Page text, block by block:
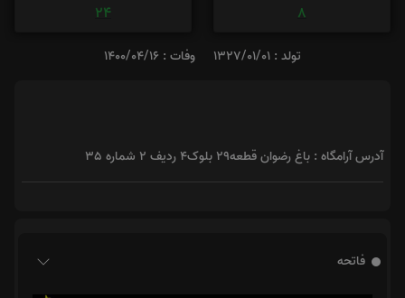
8
24
تولد : 1327/01/01 وفات : 1400/04/16
آدرس آرامگاه : باغ رضوان قطعه29 بلوک4 ردیف 2 شماره 35
فاتحه